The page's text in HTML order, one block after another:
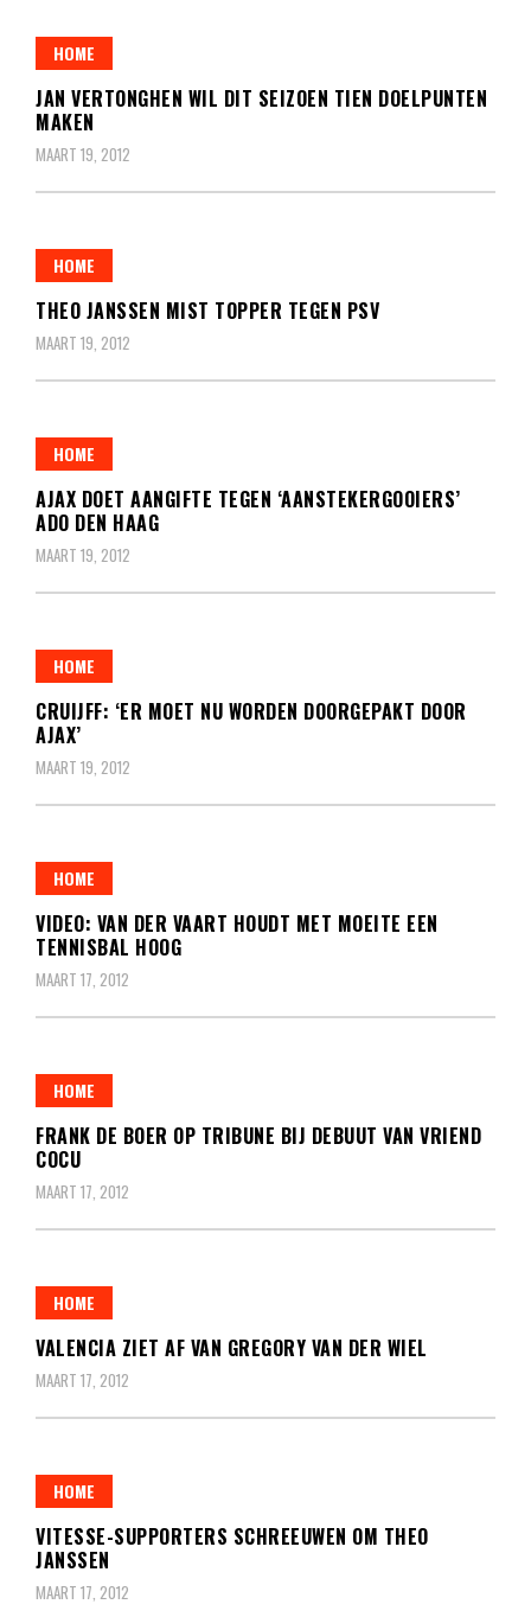
HOME
JAN VERTONGHEN WIL DIT SEIZOEN TIEN DOELPUNTEN
MAKEN
MAART 19, 2012
HOME
THEO JANSSEN MIST TOPPER TEGEN PSV
MAART 19, 2012
HOME
AJAX DOET AANGIFTE TEGEN ‘AANSTEKERGOOIERS’
ADO DEN HAAG
MAART 19, 2012
HOME
CRUIJFF: ‘ER MOET NU WORDEN DOORGEPAKT DOOR
AJAX’
MAART 19, 2012
HOME
VIDEO: VAN DER VAART HOUDT MET MOEITE EEN
TENNISBAL HOOG
MAART 17, 2012
HOME
FRANK DE BOER OP TRIBUNE BIJ DEBUUT VAN VRIEND
COCU
MAART 17, 2012
HOME
VALENCIA ZIET AF VAN GREGORY VAN DER WIEL
MAART 17, 2012
HOME
VITESSE-SUPPORTERS SCHREEUWEN OM THEO
JANSSEN
MAART 17, 2012